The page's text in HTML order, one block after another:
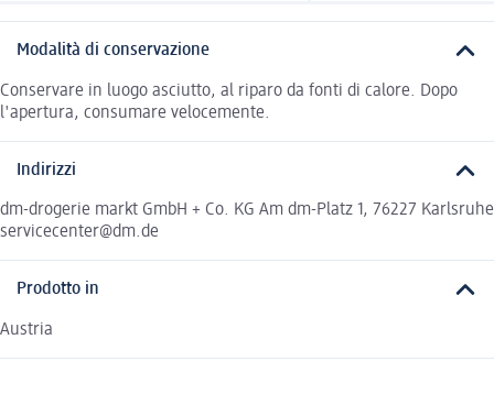
Modalità di conservazione
Conservare in luogo asciutto, al riparo da fonti di calore. Dopo
l'apertura, consumare velocemente.
Indirizzi
dm-drogerie markt GmbH + Co. KG Am dm-Platz 1, 76227 Karlsruhe
servicecenter@dm.de
Prodotto in
Austria